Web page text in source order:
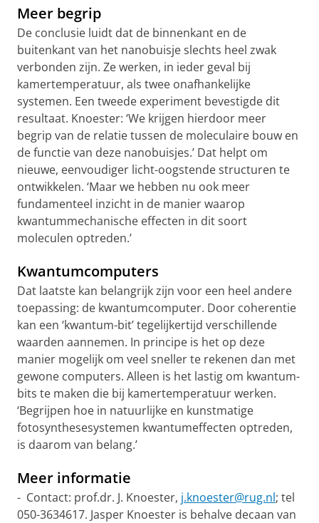
Meer begrip
De conclusie luidt dat de binnenkant en de
buitenkant van het nanobuisje slechts heel zwak
verbonden zijn. Ze werken, in ieder geval bij
kamertemperatuur, als twee onafhankelijke
systemen. Een tweede experiment bevestigde dit
resultaat. Knoester: ‘We krijgen hierdoor meer
begrip van de relatie tussen de moleculaire bouw en
de functie van deze nanobuisjes.’ Dat helpt om
nieuwe, eenvoudiger licht-oogstende structuren te
ontwikkelen. ‘Maar we hebben nu ook meer
fundamenteel inzicht in de manier waarop
kwantummechanische effecten in dit soort
moleculen optreden.’
Kwantumcomputers
Dat laatste kan belangrijk zijn voor een heel andere
toepassing: de kwantumcomputer. Door coherentie
kan een ‘kwantum-bit’ tegelijkertijd verschillende
waarden aannemen. In principe is het op deze
manier mogelijk om veel sneller te rekenen dan met
gewone computers. Alleen is het lastig om kwantum-
bits te maken die bij kamertemperatuur werken.
‘Begrijpen hoe in natuurlijke en kunstmatige
fotosynthesesystemen kwantumeffecten optreden,
is daarom van belang.’
Meer informatie
- Contact: prof.dr. J. Knoester, j.knoester@rug.nl; tel
050-3634617. Jasper Knoester is behalve decaan van